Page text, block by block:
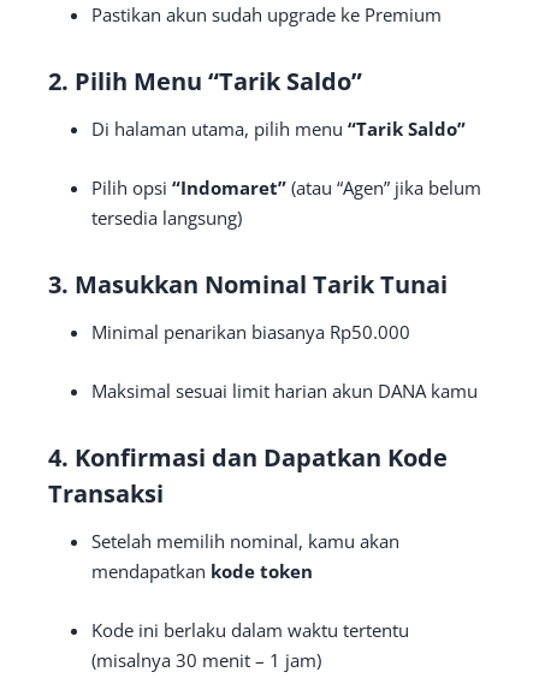
Pastikan akun sudah upgrade ke Premium
2. Pilih Menu “Tarik Saldo”
Di halaman utama, pilih menu “Tarik Saldo”
Pilih opsi “Indomaret” (atau “Agen” jika belum
tersedia langsung)
3. Masukkan Nominal Tarik Tunai
Minimal penarikan biasanya Rp50.000
Maksimal sesuai limit harian akun DANA kamu
4. Konfirmasi dan Dapatkan Kode
Transaksi
Setelah memilih nominal, kamu akan
mendapatkan kode token
Kode ini berlaku dalam waktu tertentu
(misalnya 30 menit – 1 jam)